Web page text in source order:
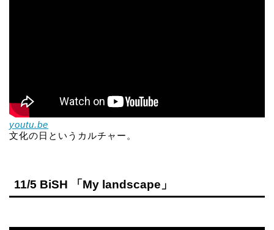
youtu.be
文化の日というカルチャー。
11/5 BiSH 「My landscape」